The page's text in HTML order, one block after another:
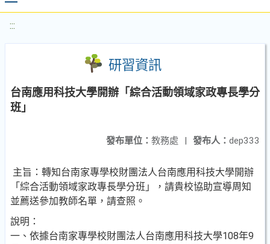
:::
研習資訊
台南應用科技大學開辦「綜合活動領域家政專長學分
班」
發布人： dep333
發布單位： 教務處 |
主旨：轉知台南家專學校財團法人台南應用科技大學開辦
「綜合活動領域家政專長學分班」，請貴校協助宣導周知
並薦送參加教師名單，請查照。
說明：
一、依據台南家專學校財團法人台南應用科技大學108年9